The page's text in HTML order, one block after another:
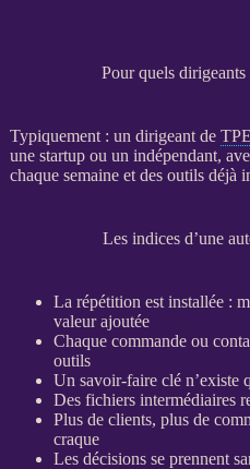
Pour quels
Typiquement : un dirigeant de TPE
une startup ou un indépendant,
chaque semaine et des outils déjà
Les indices d’une
La répétition est installée :
valeur ajoutée
Chaque commande ou
outils
Un savoir-faire clé n’existe
Des fichiers intermédiaires
Plus de clients, plus de
craque
Les décisions se prennent